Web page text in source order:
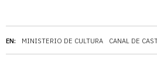
EN: MINISTERIO DE CULTURA CANAL DE